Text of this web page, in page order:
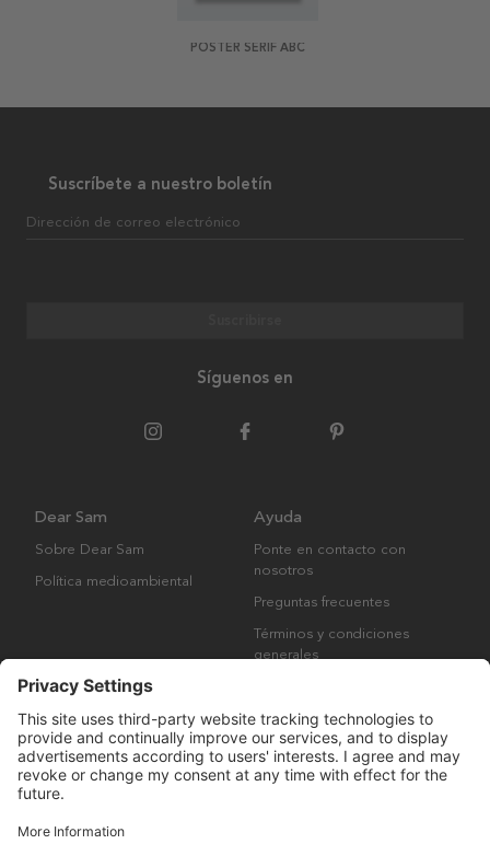
POSTER SERIF ABC
Suscríbete a nuestro boletín
Dirección de correo electrónico
Síguenos en
Dear Sam
Sobre Dear Sam
Política medioambiental
Ayuda
Ponte en contacto con
nosotros
Preguntas frecuentes
Términos y condiciones
generales
Derechos de autor © Many Brands AB 2023. Todos los derechos